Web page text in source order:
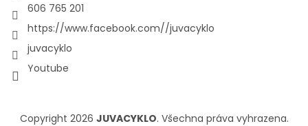
606 765 201
https://www.facebook.com//juvacyklo
juvacyklo
Youtube
Copyright 2026 JUVACYKLO. Všechna práva vyhrazena.